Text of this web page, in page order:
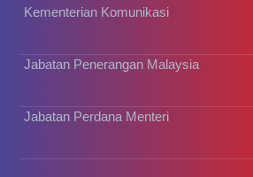
Kementerian Komunikasi
Jabatan Penerangan Malaysia
Jabatan Perdana Menteri